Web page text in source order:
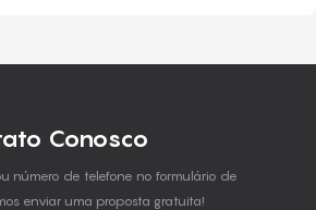
Conosco
número de telefone no formulário de
enviar uma proposta gratuita!